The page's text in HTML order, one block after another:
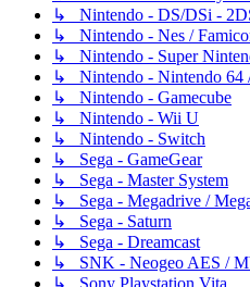
↳ Nintendo - DS/DSi -
↳ Nintendo - Nes /
↳ Nintendo - Super
↳ Nintendo - Nintendo 64
↳ Nintendo - Gamecube
↳ Nintendo - Wii U
↳ Nintendo - Switch
↳ Sega - GameGear
↳ Sega - Master System
↳ Sega - Megadrive /
↳ Sega - Saturn
↳ Sega - Dreamcast
↳ SNK - Neogeo AES /